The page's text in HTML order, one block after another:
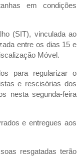
em condições
(SIT), vinculada ao
entre os dias 15 e
Móvel.
para regularizar o
e rescisórias dos
nesta segunda-feira
e entregues aos
resgatadas terão